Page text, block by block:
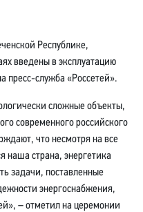
Республике,
введены в эксплуатацию
пресс-служба «Россетей».
сложные объекты,
современного российского
что несмотря на все
наша страна, энергетика
задачи, поставленные
энергоснабжения,
– отметил на церемонии